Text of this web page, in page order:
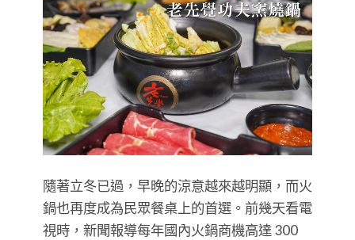
隨著立冬已過，早晚的涼意越來越明顯，而火
鍋也再度成為民眾餐桌上的首選。前幾天看電
視時，新聞報導每年國內火鍋商機高達 300